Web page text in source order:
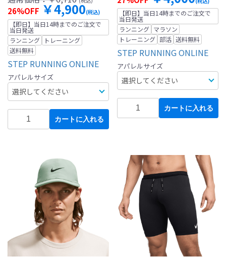
26%OFF ￥4,900(税込)
【即日】当日14時までのご注文で
当日発送
ランニング
トレーニング
送料無料
STEP RUNNING ONLINE
アパレルサイズ
カートに入れる
【即日】当日14時までのご注文で
当日発送
ランニング マラソン
トレーニング 部活 送料無料
STEP RUNNING ONLINE
アパレルサイズ
カートに入れる